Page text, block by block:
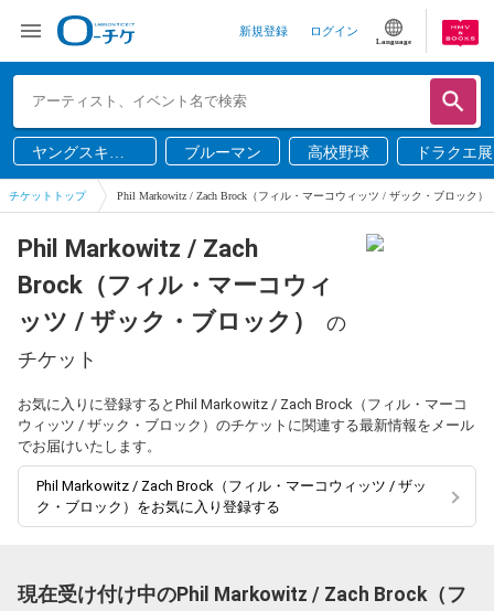
新規登録 ログイン
Language
ヤングスキニ
ー
ブルーマン 高校野球 ドラクエ展
チケットトップ Phil Markowitz / Zach Brock（フィル・マーコウィッツ / ザック・ブロック）
Phil Markowitz / Zach
Brock（フィル・マーコウィ
ッツ / ザック・ブロック）
の
チケット
お気に入りに登録するとPhil Markowitz / Zach Brock（フィル・マーコ
ウィッツ / ザック・ブロック）のチケットに関連する最新情報をメール
でお届けいたします。
Phil Markowitz / Zach Brock（フィル・マーコウィッツ / ザッ
ク・ブロック）をお気に入り登録する
現在受け付け中のPhil Markowitz / Zach Brock（フ